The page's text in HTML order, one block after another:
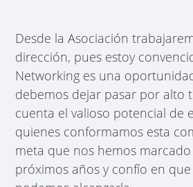
Desde la Asociación
dirección, pues estoy
Networking es una
debemos dejar pasar por alto
cuenta el valioso potencial de
quienes conformamos esta
meta que nos hemos
próximos años y confío en